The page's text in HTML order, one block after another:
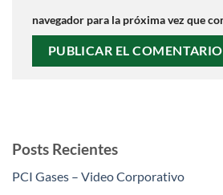
Posts Recientes
PCI Gases – Video Corporativo
navegador para la próxima vez que